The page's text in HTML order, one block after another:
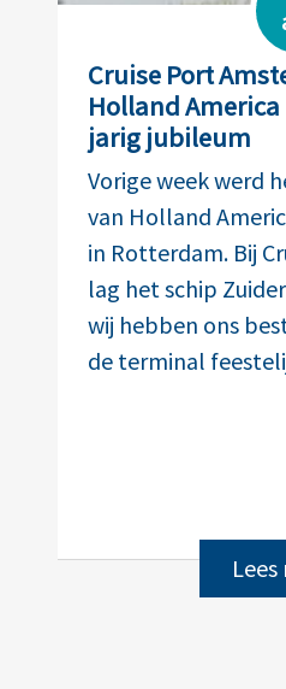
Cruise Port
Holland
jarig jubileum
Vorige week werd
van Holland
in Rotterdam. Bij
lag het schip
wij hebben ons
de terminal